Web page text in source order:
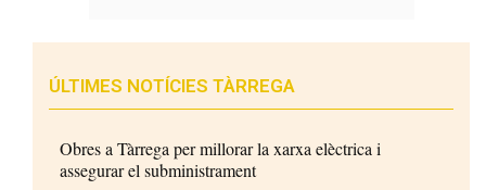
ÚLTIMES NOTÍCIES TÀRREGA
Obres a Tàrrega per millorar la xarxa elèctrica i
assegurar el subministrament